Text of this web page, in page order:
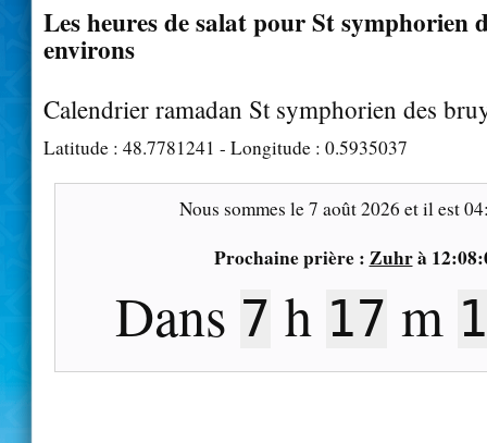
Les heures de salat pour St symphorien
environs
Calendrier ramadan St symphorien des
Latitude : 48.7781241 - Longitude : 0.5935037
Nous sommes le7 août 2026 et il est
Prochaine prière : Zuhrà
Dans 7 h 17 m